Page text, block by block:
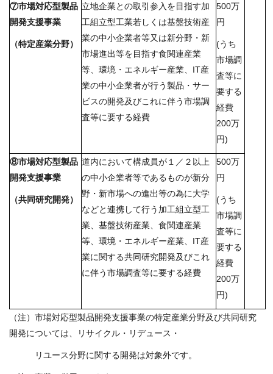
⑦市場対応型製品
開発支援事業
（特定産業分野）
立地企業との取引参入を目指す加
工組立型工業若しくは基盤技術産
業の中小企業者等又は新分野・新
市場進出等を目指す食関連産業
等、環境・エネルギー産業、IT産
業の中小企業者が行う製品・サー
ビスの開発及びこれに伴う市場調
査等に要する経費
500万
円
(うち
市場調
査等に
要する
経費
200万
円)
⑧市場対応型製品
開発支援事業
（共同研究開発）
道内において構成員が１／２以上
の中小企業者等であるものが新分
野・新市場への進出等の為に大学
などと連携して行う加工組立型工
業、基盤技術産業、食関連産業
等、環境・エネルギー産業、IT産
業に関する共同研究開発及びこれ
に伴う市場調査等に要する経費
500万
円
(うち
市場調
査等に
要する
経費
200万
円)
（注）市場対応型製品開発支援事業の特定産業分野及び共同研究
開発については、リサイクル・リデュース・
リユース分野に関する開発は対象外です。